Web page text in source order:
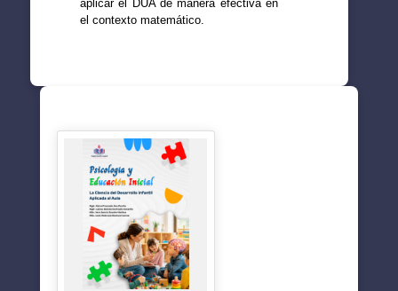
aplicar el DUA de manera efectiva en
el contexto matemático.